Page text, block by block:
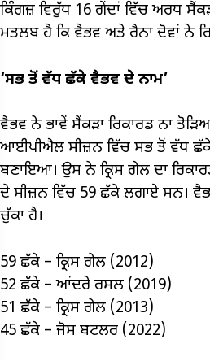
ਕਿੰਗਜ਼ ਵਿਰੁੱਧ 16 ਗੇਂਦਾਂ ਵਿੱਚ ਅਰਧ
ਮਤਲਬ ਹੈ ਕਿ ਵੈਭਵ ਅਤੇ ਰੈਨਾ ਦੋਵਾਂ ਨੇ
‘ਸਭ ਤੋਂ ਵੱਧ ਛੱਕੇ ਵੈਭਵ ਦੇ ਨਾਮ’
ਵੈਭਵ ਨੇ ਭਾਵੇਂ ਸੈਂਕੜਾ ਰਿਕਾਰਡ ਨਾ
ਆਈਪੀਐਲ ਸੀਜ਼ਨ ਵਿੱਚ ਸਭ ਤੋਂ ਵੱਧ ਛੱਕੇ
ਬਣਾਇਆ। ਉਸ ਨੇ ਕ੍ਰਿਸ ਗੇਲ ਦਾ
ਦੇ ਸੀਜ਼ਨ ਵਿੱਚ 59 ਛੱਕੇ ਲਗਾਏ ਸਨ।
ਚੁੱਕਾ ਹੈ।
59 ਛੱਕੇ – ਕ੍ਰਿਸ ਗੇਲ (2012)
52 ਛੱਕੇ – ਆਂਦਰੇ ਰਸਲ (2019)
51 ਛੱਕੇ – ਕ੍ਰਿਸ ਗੇਲ (2013)
45 ਛੱਕੇ – ਜੋਸ ਬਟਲਰ (2022)